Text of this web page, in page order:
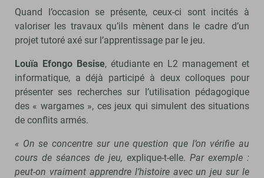
Quand l’occasion se présente, ceux-ci sont incités à
valoriser les travaux qu’ils mènent dans le cadre d’un
projet tutoré axé sur l’apprentissage par le jeu.
Louïa Efongo Besise, étudiante en L2 management et
informatique, a déjà participé à deux colloques pour
présenter ses recherches sur l’utilisation pédagogique
des « wargames », ces jeux qui simulent des situations
de conflits armés.
« On se concentre sur une question que l’on vérifie au
cours de séances de jeu, explique-t-elle. Par exemple :
peut-on vraiment apprendre l’histoire avec un jeu sur le